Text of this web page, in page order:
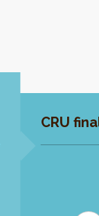
CRU